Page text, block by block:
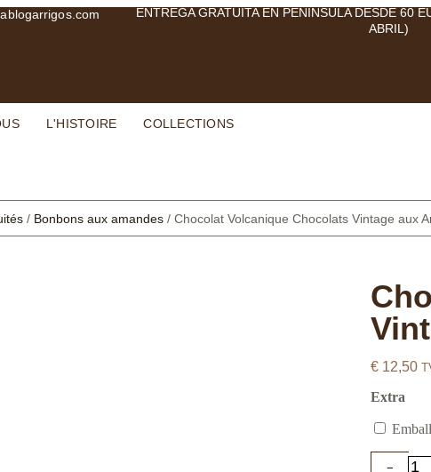
ENTREGA GRATUITA EN PENÍNSULA DESDE 60
ABRIL)
L'HISTOIRE COLLECTIONS
/ Bonbons aux amandes / Chocolat Volcanique Chocolats Vintage aux
€ 12,50
Extra